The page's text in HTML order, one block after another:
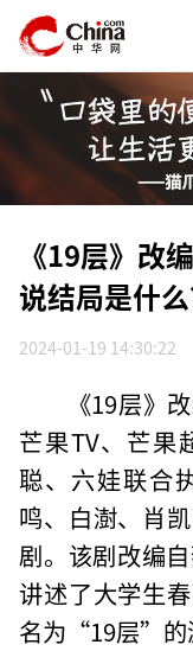
《19层》改
说结局是什么
2024-01-19 14:30:22
《19层》
芒果TV、芒果
聪、六娃联合
鸣、白澍、肖
剧。该剧改编
讲述了大学生
名为“19层”的